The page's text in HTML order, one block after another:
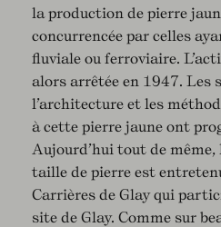
la production de pierre
concurrencée par celles
fluviale ou ferroviaire.
alors arrêtée en 1947. Les
l’architecture et les
à cette pierre jaune ont
Aujourd’hui tout de
taille de pierre est
Carrières de Glay qui
site de Glay. Comme sur